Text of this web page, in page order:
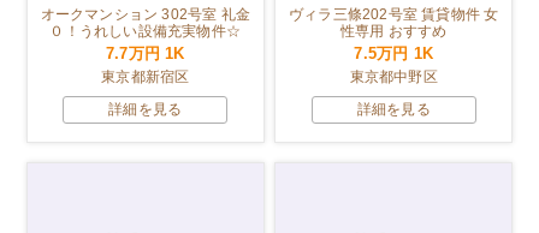
オークマンション 302号室 礼金
０！うれしい設備充実物件☆
7.7万円1K
東京都新宿区
詳細を見る
ヴィラ三條202号室 賃貸物件 女
性専用 おすすめ
7.5万円 1K
東京都中野区
詳細を見る